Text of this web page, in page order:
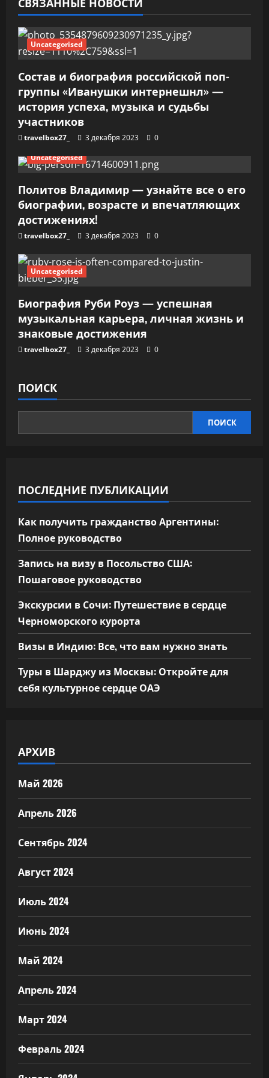
а
п
и
с
я
м
Uncategorised
Состав и биография российской поп-
группы «Иванушки интернешнл» —
история успеха, музыка и судьбы
участников
travelbox27_ 3 декабря 2023
0
Uncategorised
Политов Владимир — узнайте все о его
биографии, возрасте и впечатляющих
достижениях!
travelbox27_ 3 декабря 2023 0
Uncategorised
Биография Руби Роуз — успешная
музыкальная карьера, личная жизнь и
знаковые достижения
travelbox27_ 3 декабря 2023 0
ПОИСК
ПОИСК
ПОСЛЕДНИЕ ПУБЛИКАЦИИ
Как получить гражданство Аргентины:
Полное руководство
Запись на визу в Посольство США:
Пошаговое руководство
Экскурсии в Сочи: Путешествие в сердце
Черноморского курорта
Визы в Индию: Все, что вам нужно знать
Туры в Шарджу из Москвы: Откройте для
себя культурное сердце ОАЭ
АРХИВ
Май 2026
Апрель 2026
Сентябрь 2024
Август 2024
Июль 2024
Июнь 2024
Май 2024
Апрель 2024
Март 2024
Февраль 2024